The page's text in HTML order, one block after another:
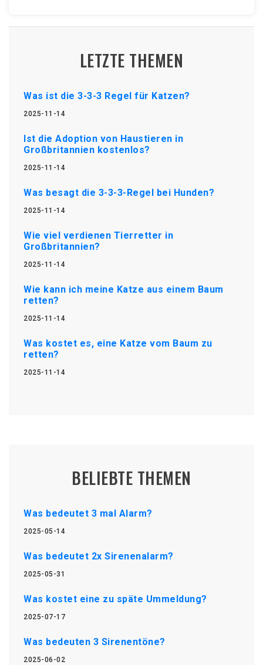
LETZTE THEMEN
Was ist die 3-3-3 Regel für Katzen?
2025-11-14
Ist die Adoption von Haustieren in
Großbritannien kostenlos?
2025-11-14
Was besagt die 3-3-3-Regel bei Hunden?
2025-11-14
Wie viel verdienen Tierretter in
Großbritannien?
2025-11-14
Wie kann ich meine Katze aus einem Baum
retten?
2025-11-14
Was kostet es, eine Katze vom Baum zu
retten?
2025-11-14
BELIEBTE THEMEN
Was bedeutet 3 mal Alarm?
2025-05-14
Was bedeutet 2x Sirenenalarm?
2025-05-31
Was kostet eine zu späte Ummeldung?
2025-07-17
Was bedeuten 3 Sirenentöne?
2025-06-02